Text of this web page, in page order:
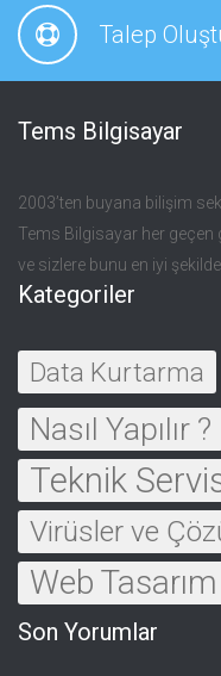
Talep
Tems Bilgisayar
2003’ten buyana bilişim
Tems Bilgisayar her geçen
ve sizlere bunu en iyi
Kategoriler
Data Kurtarma
Nasıl Yapılır ?
Teknik
Virüsler ve
Web Tasarım
Son Yorumlar